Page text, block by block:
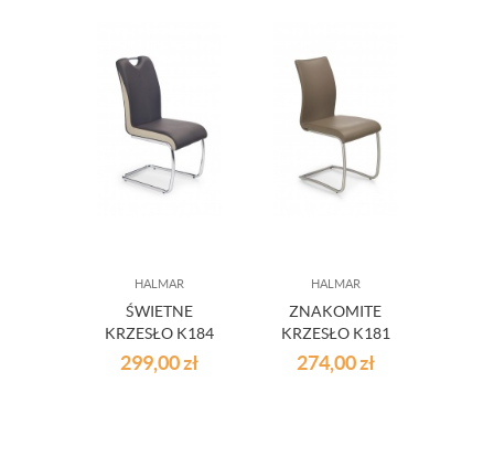
HALMAR
ŚWIETNE
KRZESŁO K184
CIEMNY
BRĄZ/CHAMPAGNE
299,00zł
HALMAR
ZNAKOMITE
KRZESŁO K181
BEŻOWE
274,00zł